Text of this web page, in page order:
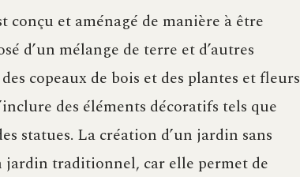
et aménagé de manière à être
d’un mélange de terre et d’autres
copeaux de bois et des plantes et fleurs
des éléments décoratifs tels que
statues. La création d’un jardin sans
jardin traditionnel, car elle permet de